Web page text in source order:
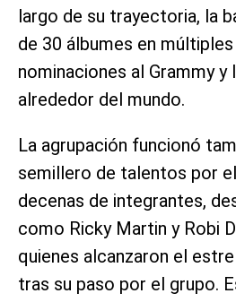
largo de su trayectoria, la
de 30 álbumes en
nominaciones al Grammy
alrededor del mundo.
La agrupación funcionó
semillero de talentos por
decenas de integrantes,
como Ricky Martin y Robi
quienes alcanzaron el
tras su paso por el grupo.